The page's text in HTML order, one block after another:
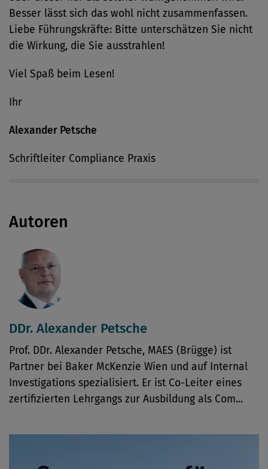
Besser lässt sich das wohl nicht zusammenfassen.
Liebe Führungskräfte: Bitte unterschätzen Sie nicht
die Wirkung, die Sie ausstrahlen!
Viel Spaß beim Lesen!
Ihr
Alexander Petsche
Schriftleiter Compliance Praxis
Autoren
DDr. Alexander Petsche
Prof. DDr. Alexander Petsche, MAES (Brügge) ist
Partner bei Baker McKenzie Wien und auf Internal
Investigations spezialisiert. Er ist Co-Leiter eines
zertifizierten Lehrgangs zur Ausbildung als Com...